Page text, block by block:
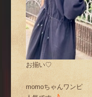
お揃い♡
momoちゃんワンピ